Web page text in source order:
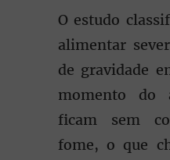
O estudo
alimentar
de gravidade
momento do
ficam sem
fome, o que